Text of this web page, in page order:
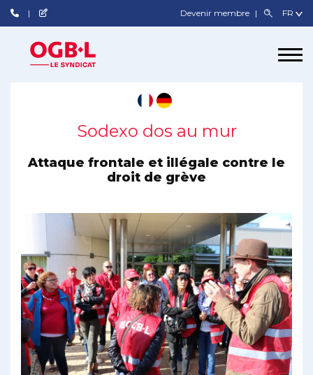
Devenir membre
Sodexo dos au mur
Attaque frontale et illégale contre le
droit de grève